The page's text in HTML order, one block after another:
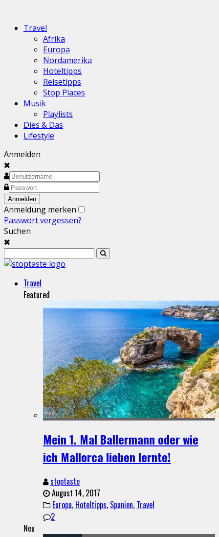
Travel
Afrika
Europa
Nordamerika
Hoteltipps
Reisetipps
Stop Places
Musik
Playlists
Dies & Das
Lifestyle
Anmelden
Anmeldung merken
Passwort vergessen?
Suchen
Travel
Featured
Mein 1. Mal Ballermann oder wie
ich Mallorca lieben lernte!
stoptaste
August 14, 2017
Europa, Hoteltipps, Spanien, Travel
2
Neu